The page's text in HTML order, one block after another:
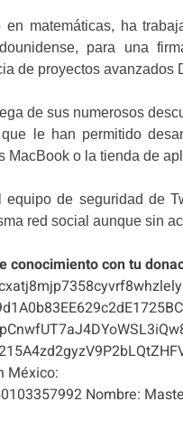
matemáticas, ha
para una
de proyectos avanzados
de sus numerosos
le han permitido
MacBook o la tienda de
de seguridad de
red social aunque sin
conocimiento con tu
México:
Nombre: